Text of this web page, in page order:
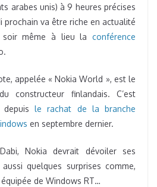
arabes unis) à 9 heures précises
prochain va être riche en actualité
même à lieu la conférence
appelée « Nokia World », est le
constructeur finlandais. C’est
depuis le rachat de la branche
en septembre dernier.
Nokia devrait dévoiler ses
quelques surprises comme,
de Windows RT…